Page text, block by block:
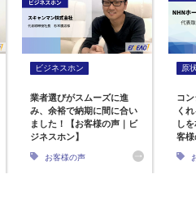
ビジネスホン
業者選びがスムーズに進
み、余裕で納期に間に合い
ました！【お客様の声｜ビ
ジネスホン】
お客様の声
原
コ
く
し
客